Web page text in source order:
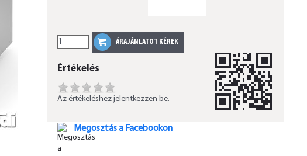
Értékelés
Az értékeléshez jelentkezzen be.
Megosztás a Facebookon